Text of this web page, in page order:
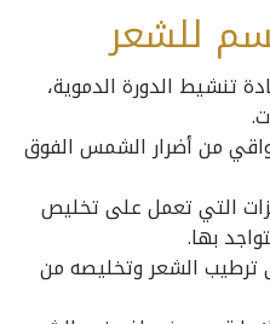
للشعر
تنشيط الدورة الدموية،
من أضرار الشمس الفوق
التي تعمل على تخليص
بها.
الشعر وتخليصه من